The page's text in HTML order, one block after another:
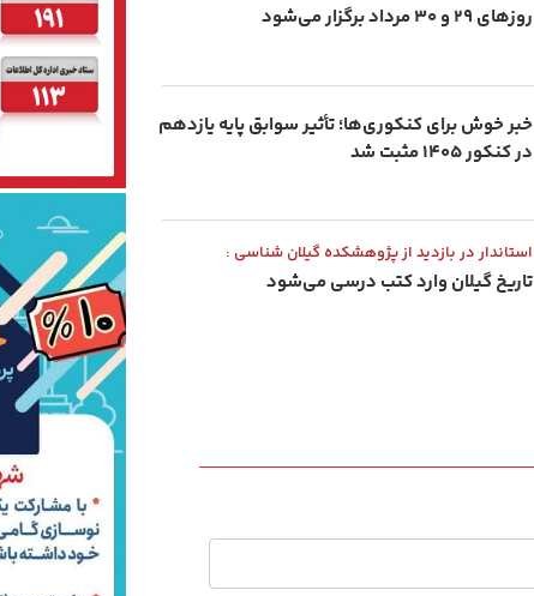
روزهای ۲۹ و ۳۰ مرداد برگزار می‌شود
خبر خوش برای کنکوری‌ها؛ تأثیر سوابق پایه یازدهم
در کنکور ۱۴۰۵ مثبت شد
استاندار در بازدید از پژوهشکده گیلان شناسی :
تاریخ گیلان وارد کتب درسی می‌شود